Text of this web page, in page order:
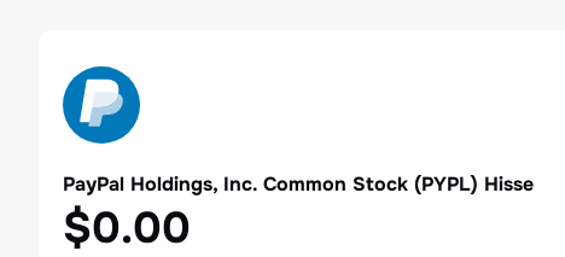
PayPal Holdings, Inc. Common Stock (PYPL) Hisse
$0.00